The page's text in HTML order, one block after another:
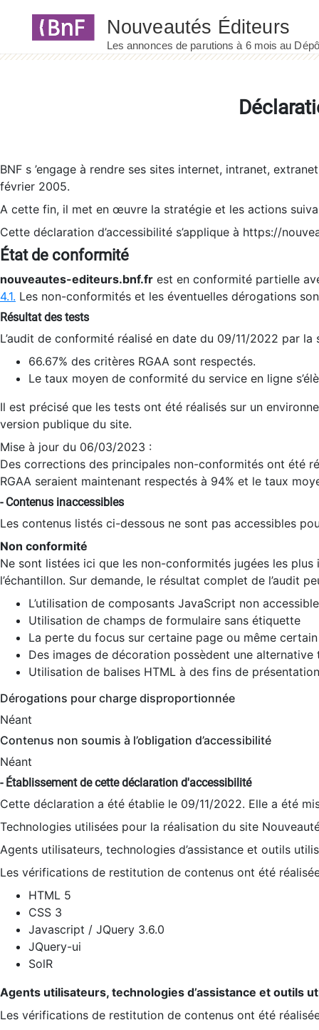
BNF s ’engage à rendre ses sites internet, intranet,
février 2005.
A cette fin, il met en œuvre la stratégie et les actions
Cette déclaration d’accessibilité s’applique à https://
État de conformité
nouveautes-editeurs.bnf.fr est en conformité partielle
4.1. Les non-conformités et les éventuelles dérogations
Résultat des tests
L’audit de conformité réalisé en date du 09/11/2022 par
66.67% des critères RGAA sont respectés.
Le taux moyen de conformité du service en ligne
Il est précisé que les tests ont été réalisés sur un
version publique du site.
Mise à jour du 06/03/2023 :
Des corrections des principales non-conformités ont été
RGAA seraient maintenant respectés à 94% et le taux
- Contenus inaccessibles
Les contenus listés ci-dessous ne sont pas accessibles
Non conformité
Ne sont listées ici que les non-conformités jugées les
l’échantillon. Sur demande, le résultat complet de l’audit
L’utilisation de composants JavaScript non
Utilisation de champs de formulaire sans étiquette
La perte du focus sur certaine page ou même
Des images de décoration possèdent une alternative
Utilisation de balises HTML à des fins de
Dérogations pour charge disproportionnée
Néant
Contenus non soumis à l’obligation d’accessibilité
Néant
- Établissement de cette déclaration d'accessibilité
Cette déclaration a été établie le 09/11/2022. Elle a été
Technologies utilisées pour la réalisation du site
Agents utilisateurs, technologies d’assistance et outils
Les vérifications de restitution de contenus ont été
HTML 5
CSS 3
Javascript / JQuery 3.6.0
JQuery-ui
SolR
Agents utilisateurs, technologies d’assistance et outils
Les vérifications de restitution de contenus ont été